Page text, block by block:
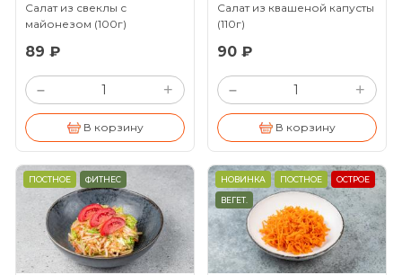
Салат из свеклы с
майонезом (100г)
89 ₽
– +
В корзину
Салат из квашеной капусты
(110г)
90 ₽
– +
В корзину
ПОСТНОЕ ФИТНЕС НОВИНКА ПОСТНОЕ ОСТРОЕ
ВЕГЕТ.